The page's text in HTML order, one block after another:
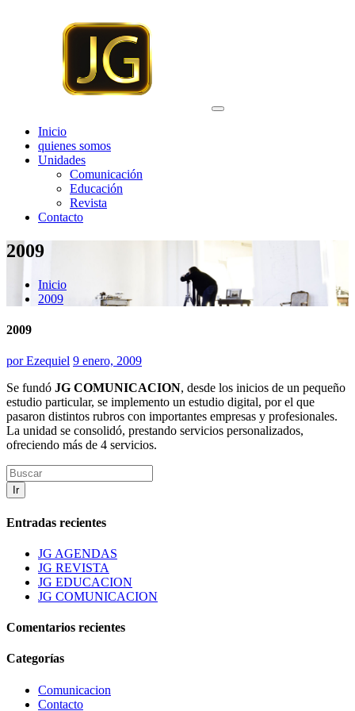
Inicio
quienes somos
Unidades
Comunicación
Educación
Revista
Contacto
2009
Inicio
2009
2009
porEzequiel 9 enero, 2009
Se fundó JG COMUNICACION, desde los inicios de un pequeño
estudio particular, se implemento un estudio digital, por el que
pasaron distintos rubros con importantes empresas y profesionales.
La unidad se consolidó, prestando servicios personalizados,
ofreciendo más de 4 servicios.
Ir
Entradas recientes
JG AGENDAS
JG REVISTA
JG EDUCACION
JG COMUNICACION
Comentarios recientes
Categorías
Comunicacion
Contacto